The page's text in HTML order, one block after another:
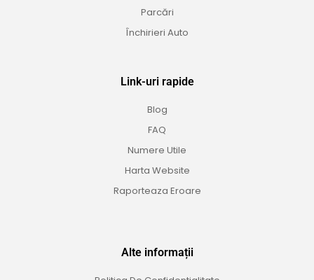
Parcări
Închirieri Auto
Link-uri rapide
Blog
FAQ
Numere Utile
Harta Website
Raporteaza Eroare
Alte informații